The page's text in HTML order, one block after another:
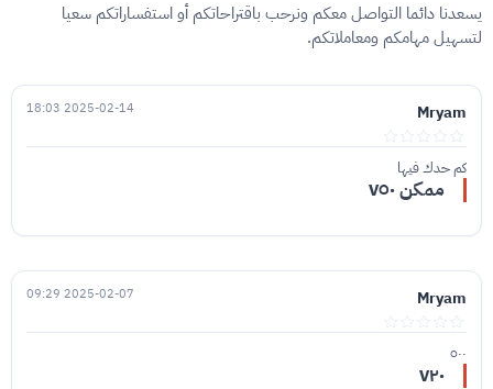
يسعدنا دائما التواصل معكم ونرحب باقتراحاتكم أو استفساراتكم سعيا
لتسهيل مهامكم ومعاملاتكم.
Mryam
2025-02-14 18:03
كم حدك فيها
ممكن ٧٥٠
Mryam
2025-02-07 09:29
٥٠٠
٧٢٠